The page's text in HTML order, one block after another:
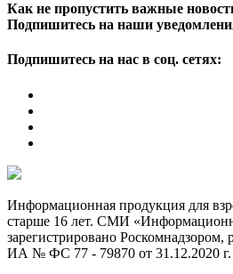
Как не пропустить важные
Подпишитесь на наши
Подпишитесь на нас в соц. сетях:
Информационная продукция для
старше 16 лет. СМИ
зарегистрировано
ИА № ФС 77 - 79870 от 31.12.2020 г.